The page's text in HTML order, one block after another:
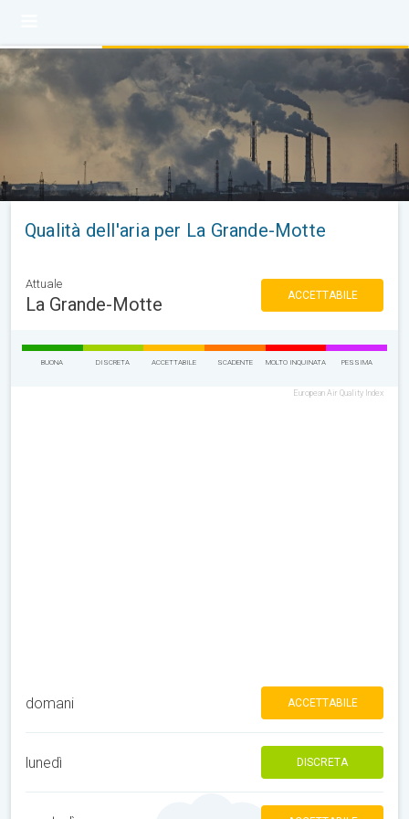
Qualità dell'aria per La Grande-Motte
Attuale
La Grande-Motte ACCETTABILE
BUONA DISCRETA ACCETTABILE SCADENTE MOLTO INQUINATA PESSIMA
European Air Quality Index
domani ACCETTABILE
lunedì DISCRETA